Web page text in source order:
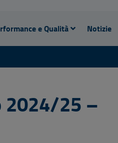
e Qualità Notizie
2024/25 –